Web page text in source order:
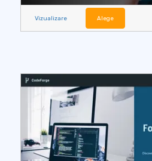
Vizualizare Alege